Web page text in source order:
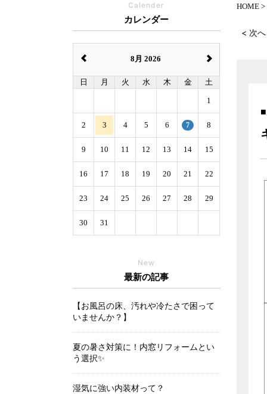
HOME
< 次へ
Calender
カレンダー
8月 2026
日 月 火 水 木 金 土
1
2 3 4 5 6 7 8
9 10 11 12 13 14 15
16 17 18 19 20 21 22
23 24 25 26 27 28 29
30 31
New
最新の記事
【お風呂の床、汚れや冷たさで困って
いませんか？】
夏の暑さ対策に！内窓リフォームとい
う選択✨
湿気に強い内装材って？